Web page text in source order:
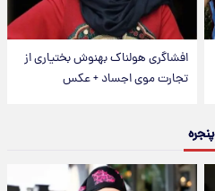
افشاگری هولناک بهنوش بختیاری از
تجارت موی اجساد + عکس
پنجره